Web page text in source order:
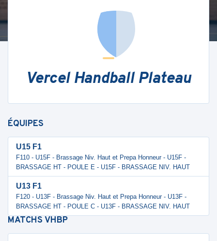
Vercel Handball Plateau
ÉQUIPES
U15 F1
F110 - U15F - Brassage Niv. Haut et Prepa Honneur - U15F -
BRASSAGE HT - POULE E - U15F - BRASSAGE NIV. HAUT
U13 F1
F120 - U13F - Brassage Niv. Haut et Prepa Honneur - U13F -
BRASSAGE HT - POULE C - U13F - BRASSAGE NIV. HAUT
MATCHS VHBP